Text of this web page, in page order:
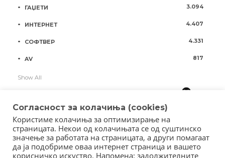
ГАЏЕТИ 3.094
ИНТЕРНЕТ 4.407
СОФТВЕР 4.331
AV 817
Show All
Согласност за колачиња (cookies)
Користиме колачиња за оптимизирање на
страницата. Некои од колачињата се од суштинско
значење за работата на страницата, а други помагаат
да ја подобриме оваа интернет страница и вашето
корисничко искуство. Напомена: задолжителните